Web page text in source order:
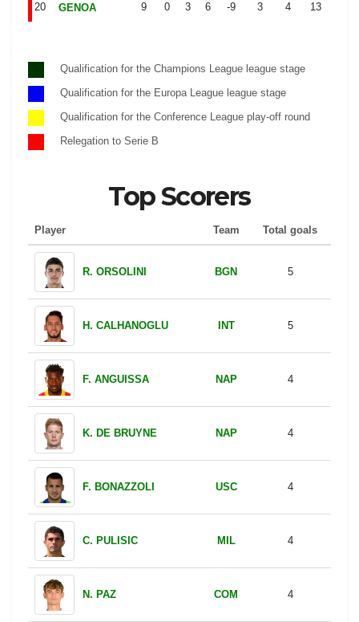
20 GENOA 9 0 3 6 -9 3 4 13
Qualification for the Champions League league stage
Qualification for the Europa League league stage
Qualification for the Conference League play-off round
Relegation to Serie B
Top Scorers
Player Team Total goals
R. ORSOLINI BGN 5
H. CALHANOGLU INT 5
F. ANGUISSA NAP 4
K. DE BRUYNE NAP 4
F. BONAZZOLI USC 4
C. PULISIC MIL 4
N. PAZ COM 4